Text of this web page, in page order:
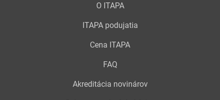
O ITAPA
ITAPA podujatia
Cena ITAPA
FAQ
Akreditácia novinárov